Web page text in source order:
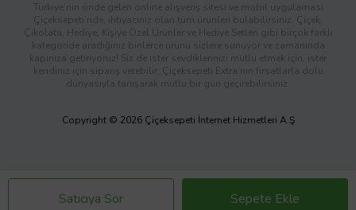
Satıcıya Sor Sepete Ekle
Türkiye’nin önde gelen online alışveriş sitesi ve mobil uygulaması
Çiçeksepeti’nde, ihtiyacınız olan tüm ürünleri bulabilirsiniz. Çiçek,
Çikolata, Hediye, Kişiye Özel Ürünler ve Hediye Setleri gibi birçok farklı
kategoride aradığınız binlerce ürünü sizlere sunuyor ve zamanında
kapınıza getiriyoruz! Siz de ister sevdiklerinizi mutlu etmek için, ister
kendiniz için sipariş verebilir; Çiçeksepeti Extra’nın fırsatlarla dolu
dünyasıyla tanışarak mutlu bir gün geçirebilirsiniz.
Copyright © 2026 Çiçeksepeti İnternet Hizmetleri A.Ş